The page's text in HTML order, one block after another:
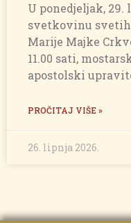
U ponedjeljak, 29.
svetkovinu
Marije Majke
11.00 sati,
apostolski
PROČITAJ VIŠE »
26. lipnja 2026.